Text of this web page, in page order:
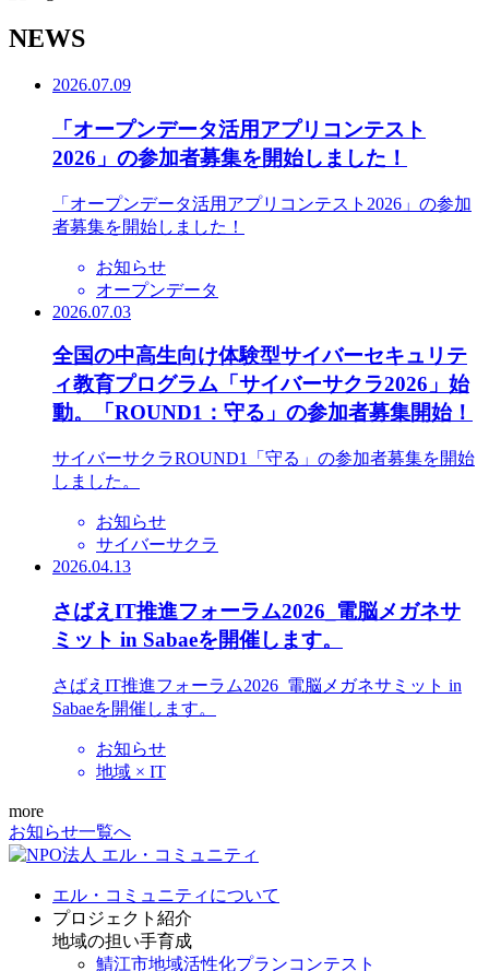
NEWS
2026.07.09
「オープンデータ活用アプリコンテスト
2026」の参加者募集を開始しました！
「オープンデータ活用アプリコンテスト2026」の参加
者募集を開始しました！
お知らせ
オープンデータ
2026.07.03
全国の中高生向け体験型サイバーセキュリテ
ィ教育プログラム「サイバーサクラ2026」始
動。「ROUND1：守る」の参加者募集開始！
サイバーサクラROUND1「守る」の参加者募集を開始
しました。
お知らせ
サイバーサクラ
2026.04.13
さばえIT推進フォーラム2026_電脳メガネサ
ミット in Sabaeを開催します。
さばえIT推進フォーラム2026_電脳メガネサミット in
Sabaeを開催します。
お知らせ
地域 × IT
more
お知らせ一覧へ
エル・コミュニティについて
プロジェクト紹介
地域の担い手育成
鯖江市地域活性化プランコンテスト